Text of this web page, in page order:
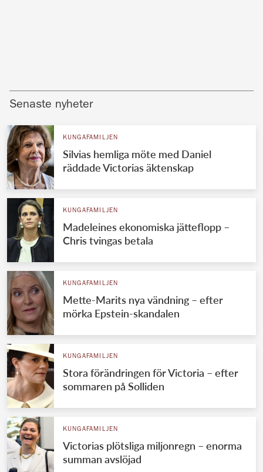
Senaste nyheter
KUNGAFAMILJEN
Silvias hemliga möte med Daniel
räddade Victorias äktenskap
KUNGAFAMILJEN
Madeleines ekonomiska jätteflopp –
Chris tvingas betala
KUNGAFAMILJEN
Mette-Marits nya vändning – efter
mörka Epstein-skandalen
KUNGAFAMILJEN
Stora förändringen för Victoria – efter
sommaren på Solliden
KUNGAFAMILJEN
Victorias plötsliga miljonregn – enorma
summan avslöjad